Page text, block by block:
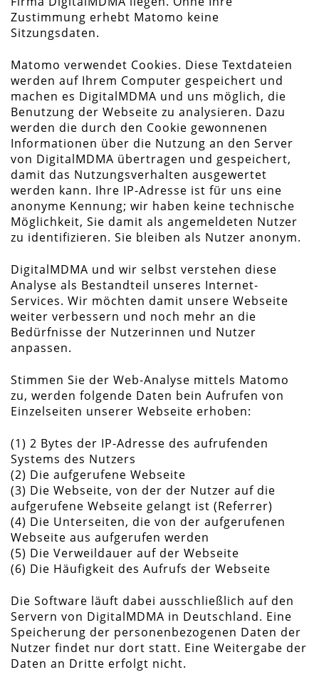
Zustimmung erhebt Matomo keine
Sitzungsdaten.
Matomo verwendet Cookies. Diese Textdateien
werden auf Ihrem Computer gespeichert und
machen es DigitalMDMA und uns möglich, die
Benutzung der Webseite zu analysieren. Dazu
werden die durch den Cookie gewonnenen
Informationen über die Nutzung an den Server
von DigitalMDMA übertragen und gespeichert,
damit das Nutzungsverhalten ausgewertet
werden kann. Ihre IP-Adresse ist für uns eine
anonyme Kennung; wir haben keine technische
Möglichkeit, Sie damit als angemeldeten Nutzer
zu identifizieren. Sie bleiben als Nutzer anonym.
DigitalMDMA und wir selbst verstehen diese
Analyse als Bestandteil unseres Internet-
Services. Wir möchten damit unsere Webseite
weiter verbessern und noch mehr an die
Bedürfnisse der Nutzerinnen und Nutzer
anpassen.
Stimmen Sie der Web-Analyse mittels Matomo
zu, werden folgende Daten bein Aufrufen von
Einzelseiten unserer Webseite erhoben:
(1) 2 Bytes der IP-Adresse des aufrufenden
Systems des Nutzers
(2) Die aufgerufene Webseite
(3) Die Webseite, von der der Nutzer auf die
aufgerufene Webseite gelangt ist (Referrer)
(4) Die Unterseiten, die von der aufgerufenen
Webseite aus aufgerufen werden
(5) Die Verweildauer auf der Webseite
(6) Die Häufigkeit des Aufrufs der Webseite
Die Software läuft dabei ausschließlich auf den
Servern von DigitalMDMA in Deutschland. Eine
Speicherung der personenbezogenen Daten der
Nutzer findet nur dort statt. Eine Weitergabe der
Daten an Dritte erfolgt nicht.